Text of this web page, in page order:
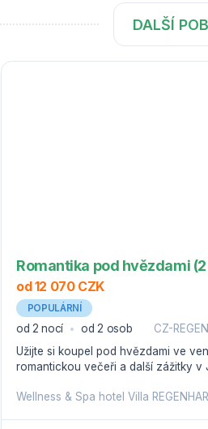
DALŠÍ
Romantika pod hvězdami
od 12 070 CZK
POPULÁRNÍ
od 2 nocí od 2 osob
CZ-
Užijte si koupel pod hvězdami ve
romantickou večeři a další zážitky v
Wellness & Spa hotel Villa